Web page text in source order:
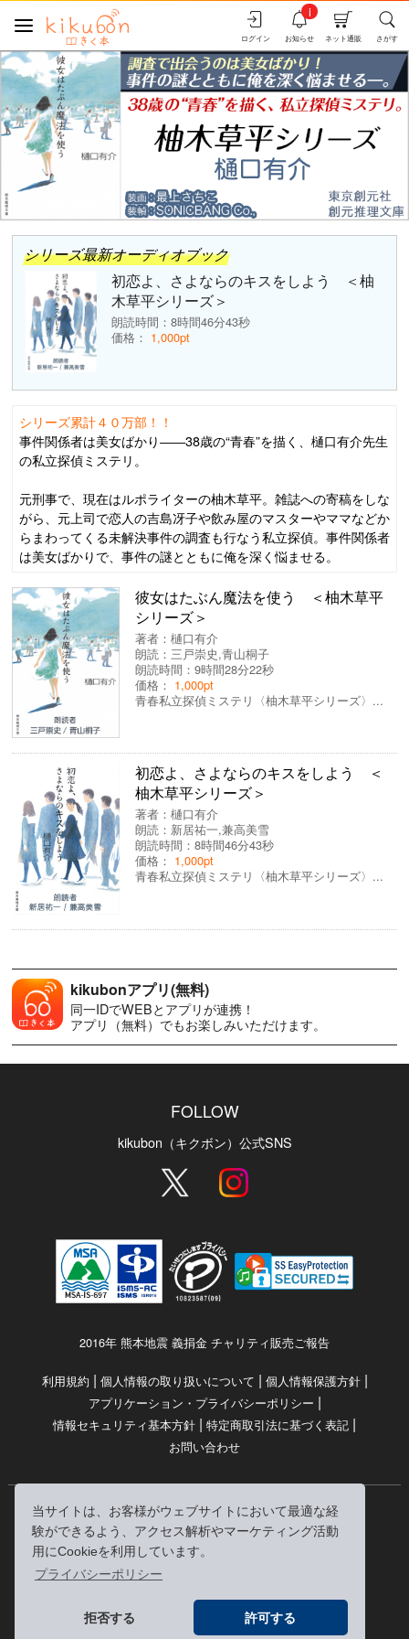
当サイトは、お客様がウェブサイトにおいて最適な経
験ができるよう、アクセス解析やマーケティング活動
用にCookieを利用しています。
プライバシーポリシー
拒否する 許可する
さがす
ネット通販
お知らせ
i
ログイン
シリーズ最新オーディオブック
初恋よ、さよならのキスをしよう ＜柚
木草平シリーズ＞
朗読時間：8時間46分43秒
価格： 1,000pt
シリーズ累計４０万部！！
事件関係者は美女ばかり――38歳の“青春”を描く、樋口有介先生
の私立探偵ミステリ。
元刑事で、現在はルポライターの柚木草平。雑誌への寄稿をしな
がら、元上司で恋人の吉島冴子や飲み屋のマスターやママなどか
らまわってくる未解決事件の調査も行なう私立探偵。事件関係者
は美女ばかりで、事件の謎とともに俺を深く悩ませる。
彼女はたぶん魔法を使う ＜柚木草平
シリーズ＞
著者：樋口有介
朗読：三戸崇史,青山桐子
朗読時間：9時間28分22秒
価格： 1,000pt
青春私立探偵ミステリ〈柚木草平シリーズ〉...
初恋よ、さよならのキスをしよう ＜
柚木草平シリーズ＞
著者：樋口有介
朗読： 新居祐一,兼高美雪
朗読時間：8時間46分43秒
価格： 1,000pt
青春私立探偵ミステリ〈柚木草平シリーズ〉...
kikubonアプリ(無料)
同一IDでWEBとアプリが連携！
アプリ（無料）でもお楽しみいただけます。
FOLLOW
kikubon（キクボン）公式SNS
2016年 熊本地震 義捐金 チャリティ販売ご報告
利用規約 | 個人情報の取り扱いについて | 個人情報保護方針|
アプリケーション・プライバシーポリシー |
情報セキュリティ基本方針 | 特定商取引法に基づく表記 |
お問い合わせ
© RRJ Inc.
（kikubon/キクボン/きく本/きくほん/キクホン）は
株式会社RRJの登録商標です。